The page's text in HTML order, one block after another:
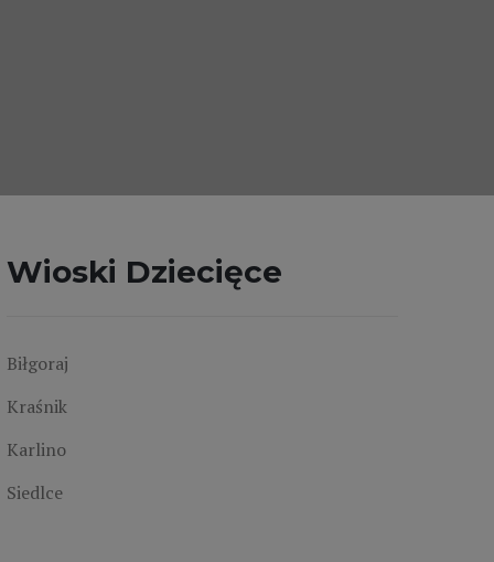
Wioski Dziecięce
Biłgoraj
Kraśnik
Karlino
Siedlce